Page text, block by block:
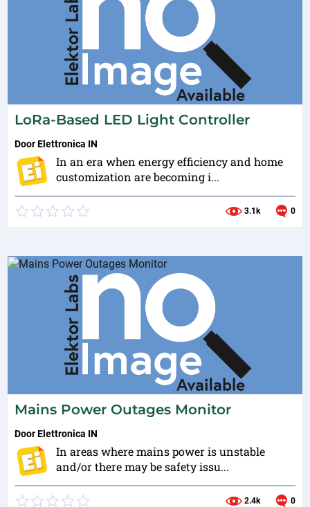
LoRa-Based LED Light Controller
DoorElettronica IN
In an era when energy efficiency and home
customization are becoming i...
3.1k 0
Mains Power Outages Monitor
DoorElettronica IN
In areas where mains power is unstable
and/or there may be safety issu...
2.4k 0